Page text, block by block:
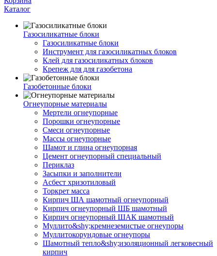
Каталог
Газосиликатные блоки
Газосиликатные блоки
Инструмент для газосиликатных блоков
Клей для газосиликатных блоков
Крепеж для для газобетона
Газобетонные блоки
Огнеупорные материалы
Мертели огнеупорные
Порошки огнеупорные
Смеси огнеупорные
Массы огнеупорные
Шамот и глина огнеупорная
Цемент огнеупорный специальный
Периклаз
Засыпки и заполнители
Асбест хризотиловый
Торкрет масса
Кирпич ША шамотный огнеупорный
Кирпич огнеупорный ШБ шамотный
Кирпич огнеупорный ШАК шамотный
Муллито&shy;­кремнеземистые огнеупоры
Муллито­корундовые огнеупоры
Шамотный тепло&shy;изоляционный легковесный
кирпич